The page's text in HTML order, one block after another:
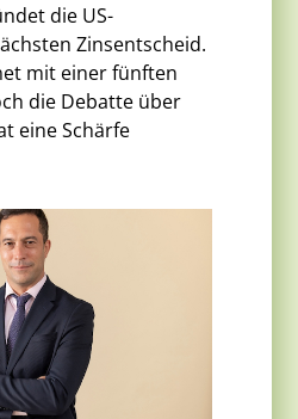
die US-
Zinsentscheid.
mit einer fünften
die Debatte über
eine Schärfe